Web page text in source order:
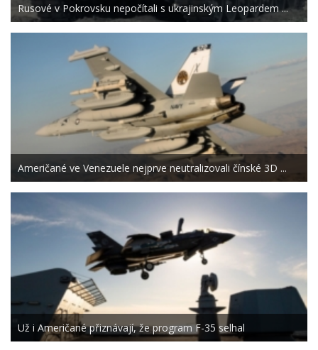
Rusové v Pokrovsku nepočítali s ukrajinským Leopardem ...
Američané ve Venezuele nejprve neutralizovali čínské 3D ...
Už i Američané přiznávají, že program F-35 selhal